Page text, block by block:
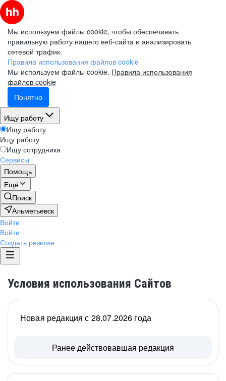
Мы используем файлы cookie, чтобы обеспечивать
правильную работу нашего веб-сайта и анализировать
сетевой трафик.
Правила использования файлов cookie
Мы используем файлы cookie. Правила использования
файлов cookie
Понятно
Ищу работу
Ищу работу
Ищу работу
Ищу сотрудника
Сервисы
Помощь
Ещё
Поиск
Альметьевск
Войти
Войти
Создать резюме
Условия использования Сайтов
Новая редакция с 28.07.2026 года
Ранее действовавшая редакция